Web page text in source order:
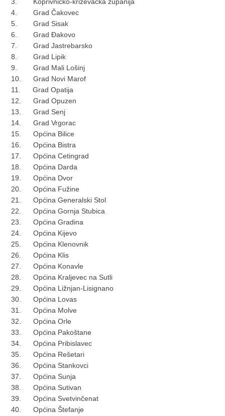
4. Grad Čakovec
5. Grad Sisak
6. Grad Đakovo
7. Grad Jastrebarsko
8. Grad Lipik
9. Grad Mali Lošinj
10. Grad Novi Marof
11. Grad Opatija
12. Grad Opuzen
13. Grad Senj
14. Grad Vrgorac
15. Općina Bilice
16. Općina Bistra
17. Općina Cetingrad
18. Općina Darda
19. Općina Dvor
20. Općina Fužine
21. Općina Generalski Stol
22. Općina Gornja Stubica
23. Općina Gradina
24. Općina Kijevo
25. Općina Klenovnik
26. Općina Klis
27. Općina Konavle
28. Općina Kraljevec na Sutli
29. Općina Ližnjan-Lisignano
30. Općina Lovas
31. Općina Molve
32. Općina Orle
33. Općina Pakoštane
34. Općina Pribislavec
35. Općina Rešetari
36. Općina Stankovci
37. Općina Sunja
38. Općina Sutivan
39. Općina Svetvinčenat
40. Općina Štefanje